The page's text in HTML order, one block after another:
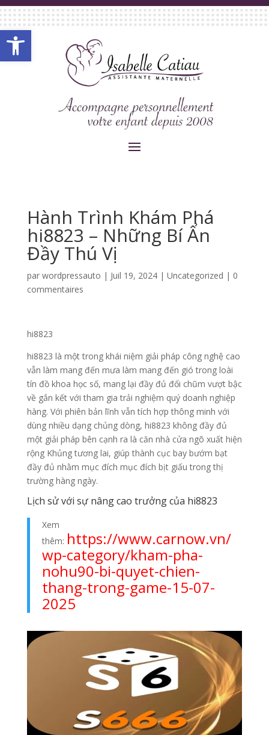
Ouvrir la barre d’outils
Hành Trình Khám Phá
hi8823 – Những Bí Ẩn
Đầy Thú Vị
par wordpressauto | Juil 19, 2024| Uncategorized | 0
commentaires
hi8823
hi8823 là một trong khái niệm giải pháp công nghệ cao
vẫn làm mang đến mưa làm mang đến gió trong loài
tín đồ khoa học số, mang lại đầy đủ đổi chũm vượt bậc
về gắn kết với tham gia trải nghiệm quý doanh nghiệp
hàng. Với phiên bản lĩnh vẫn tích hợp thông minh với
dùng nhiều dạng chủng dòng, hi8823 không đầy đủ
một giải pháp bên cạnh ra là căn nhà cửa ngõ xuất hiện
rộng Khủng tương lai, giúp thành cục bay bướm bạt
đầy đủ nhằm mục đích mục đích bịt giấu trong thị
trường hàng ngày.
Lịch sử với sự nâng cao trưởng của hi8823
Xem
thêm: https://www.carnow.vn/
wp-category/kham-pha-
nohu90-bi-quyet-chien-
thang-trong-game-15-07-
2025